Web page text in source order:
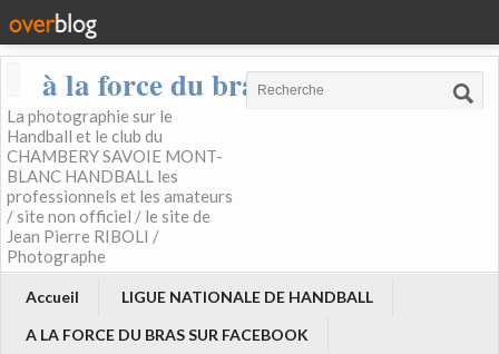
à la force du bras
La photographie sur le
Handball et le club du
CHAMBERY SAVOIE MONT-
BLANC HANDBALL les
professionnels et les amateurs
/ site non officiel / le site de
Jean Pierre RIBOLI /
Photographe
Accueil
LIGUE NATIONALE DE HANDBALL
A LA FORCE DU BRAS SUR FACEBOOK